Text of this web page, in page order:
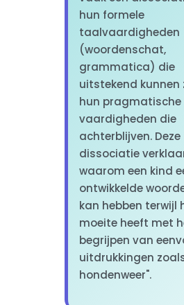
hun formele
taalvaardigheden
(woordenschat,
grammatica) die
uitstekend kunnen
hun pragmatische
vaardigheden die
achterblijven. Deze
dissociatie
waarom een kind
ontwikkelde
kan hebben terwijl
moeite heeft met
begrijpen van
uitdrukkingen
hondenweer".